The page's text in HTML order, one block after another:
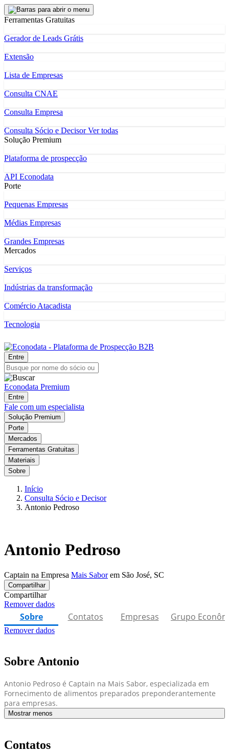
Ferramentas Gratuitas
Gerador de Leads Grátis
Extensão
Lista de Empresas
Consulta CNAE
Consulta Empresa
Consulta Sócio e DecisorVer todas
Solução Premium
Plataforma de prospecção
API Econodata
Porte
Pequenas Empresas
Médias Empresas
Grandes Empresas
Mercados
Serviços
Indústrias da transformação
Comércio Atacadista
Tecnologia
Entre
Econodata Premium
Entre
Fale com um especialista
Solução Premium
Porte
Mercados
Ferramentas Gratuitas
Materiais
Sobre
Início
Consulta Sócio e Decisor
Antonio Pedroso
Antonio Pedroso
Captain na Empresa Mais Saborem São José, SC
Compartilhar
Compartilhar
Remover dados
Sobre Contatos Empresas Grupo
Remover dados
Sobre Antonio
Antonio Pedroso é Captain na Mais Sabor, especializada em
Fornecimento de alimentos preparados preponderantemente
para empresas.
Mostrar menos
Contatos